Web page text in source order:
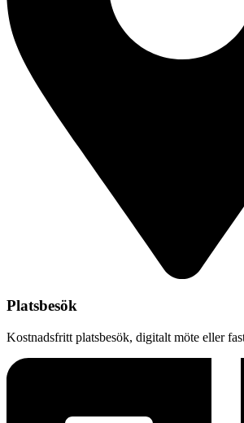
Platsbesök
Kostnadsfritt platsbesök, digitalt möte eller